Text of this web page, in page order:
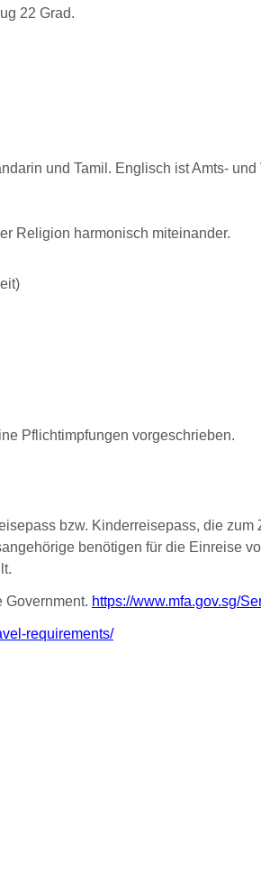
22 Grad.
und Tamil. Englisch ist Amts-
Religion harmonisch miteinander.
Pflichtimpfungen vorgeschrieben.
bzw. Kinderreisepass, die
benötigen für die Einreise
Government. https://www.mfa.gov.sg/
requirements/